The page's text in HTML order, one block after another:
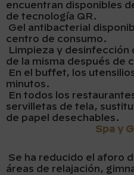
encuentran disponibles
de tecnología QR.
Gel antibacterial
centro de consumo.
Limpieza y desinfección
de la misma después de
En el buffet, los
minutos.
En todos los
servilletas de tela,
de papel desechables.
Spa y
Se ha reducido el aforo
áreas de relajación,